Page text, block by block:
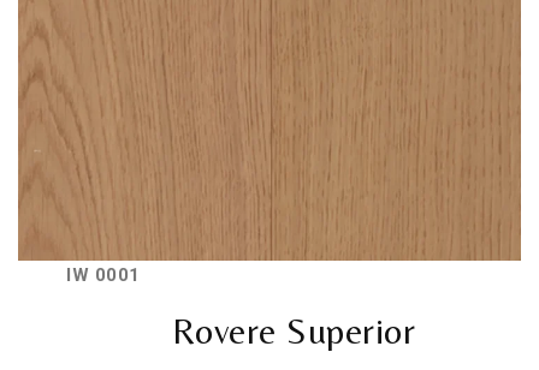
IW 0001
Rovere Superior